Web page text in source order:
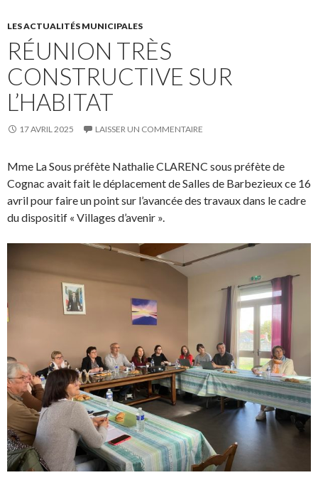
LES ACTUALITÉS MUNICIPALES
RÉUNION TRÈS
CONSTRUCTIVE SUR
L’HABITAT
17 AVRIL 2025 LAISSER UN COMMENTAIRE
Mme La Sous préfète Nathalie CLARENC sous préfète de
Cognac avait fait le déplacement de Salles de Barbezieux ce 16
avril pour faire un point sur l’avancée des travaux dans le cadre
du dispositif « Villages d’avenir ».